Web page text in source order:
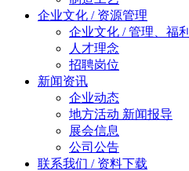
企业文化 / 资源管理
企业文化 / 管理、福利
人才理念
招聘岗位
新闻资讯
企业动态
地方活动 新闻报导
展会信息
公司公告
联系我们 / 资料下载